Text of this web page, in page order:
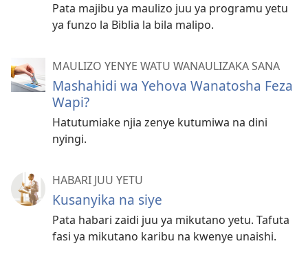
Pata majibu ya maulizo juu ya programu yetu
ya funzo la Biblia la bila malipo.
MAULIZO YENYE WATU WANAULIZAKA SANA
Mashahidi wa Yehova Wanatosha Feza
Wapi?
Hatutumiake njia zenye kutumiwa na dini
nyingi.
HABARI JUU YETU
Kusanyika na siye
Pata habari zaidi juu ya mikutano yetu. Tafuta
fasi ya mikutano karibu na kwenye unaishi.